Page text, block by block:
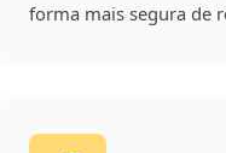
forma mais segura de